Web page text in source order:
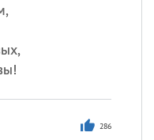
286
празднуют именины
Макар